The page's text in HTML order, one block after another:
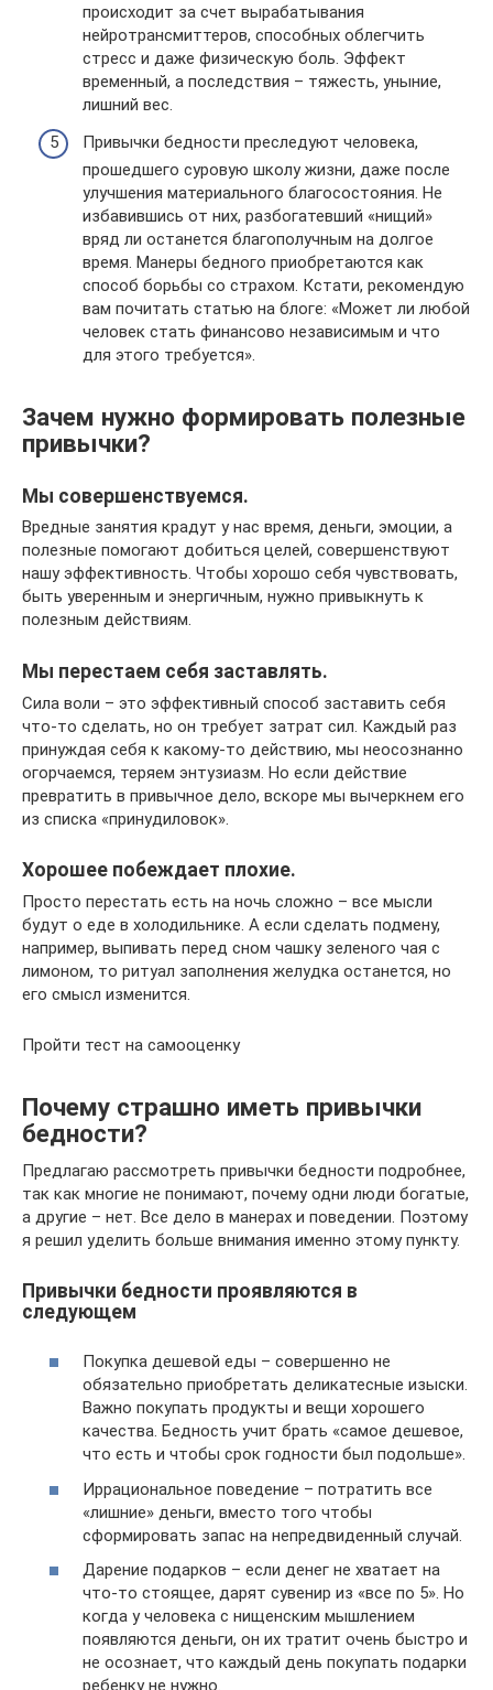
происходит за счет вырабатывания
нейротрансмиттеров, способных облегчить
стресс и даже физическую боль. Эффект
временный, а последствия – тяжесть, уныние,
лишний вес.
Привычки бедности преследуют человека,
прошедшего суровую школу жизни, даже после
улучшения материального благосостояния. Не
избавившись от них, разбогатевший «нищий»
вряд ли останется благополучным на долгое
время. Манеры бедного приобретаются как
способ борьбы со страхом. Кстати, рекомендую
вам почитать статью на блоге: «Может ли любой
человек стать финансово независимым и что
для этого требуется».
Зачем нужно формировать полезные
привычки?
Мы совершенствуемся.
Вредные занятия крадут у нас время, деньги, эмоции, а
полезные помогают добиться целей, совершенствуют
нашу эффективность. Чтобы хорошо себя чувствовать,
быть уверенным и энергичным, нужно привыкнуть к
полезным действиям.
Мы перестаем себя заставлять.
Сила воли – это эффективный способ заставить себя
что-то сделать, но он требует затрат сил. Каждый раз
принуждая себя к какому-то действию, мы неосознанно
огорчаемся, теряем энтузиазм. Но если действие
превратить в привычное дело, вскоре мы вычеркнем его
из списка «принудиловок».
Хорошее побеждает плохие.
Просто перестать есть на ночь сложно – все мысли
будут о еде в холодильнике. А если сделать подмену,
например, выпивать перед сном чашку зеленого чая с
лимоном, то ритуал заполнения желудка останется, но
его смысл изменится.
Пройти тест на самооценку
Почему страшно иметь привычки
бедности?
Предлагаю рассмотреть привычки бедности подробнее,
так как многие не понимают, почему одни люди богатые,
а другие – нет. Все дело в манерах и поведении. Поэтому
я решил уделить больше внимания именно этому пункту.
Привычки бедности проявляются в
следующем
Покупка дешевой еды – совершенно не
обязательно приобретать деликатесные изыски.
Важно покупать продукты и вещи хорошего
качества. Бедность учит брать «самое дешевое,
что есть и чтобы срок годности был подольше».
Иррациональное поведение – потратить все
«лишние» деньги, вместо того чтобы
сформировать запас на непредвиденный случай.
Дарение подарков – если денег не хватает на
что-то стоящее, дарят сувенир из «все по 5». Но
когда у человека с нищенским мышлением
появляются деньги, он их тратит очень быстро и
не осознает, что каждый день покупать подарки